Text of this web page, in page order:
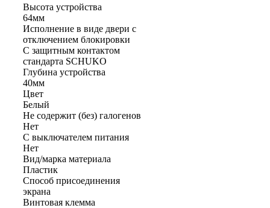
Высота устройства
64мм
Исполнение в виде двери с
отключением блокировки
С защитным контактом
стандарта SCHUKO
Глубина устройства
40мм
Цвет
Белый
Не содержит (без) галогенов
Нет
С выключателем питания
Нет
Вид/марка материала
Пластик
Способ присоединения
экрана
Винтовая клемма